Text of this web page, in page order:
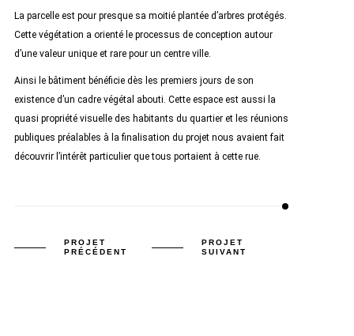
La parcelle est pour presque sa moitié plantée d’arbres protégés.
Cette végétation a orienté le processus de conception autour
d’une valeur unique et rare pour un centre ville.
Ainsi le bâtiment bénéficie dès les premiers jours de son
existence d’un cadre végétal abouti. Cette espace est aussi la
quasi propriété visuelle des habitants du quartier et les réunions
publiques préalables à la finalisation du projet nous avaient fait
découvrir l’intérêt particulier que tous portaient à cette rue.
PROJET
PRÉCÉDENT
PROJET
SUIVANT